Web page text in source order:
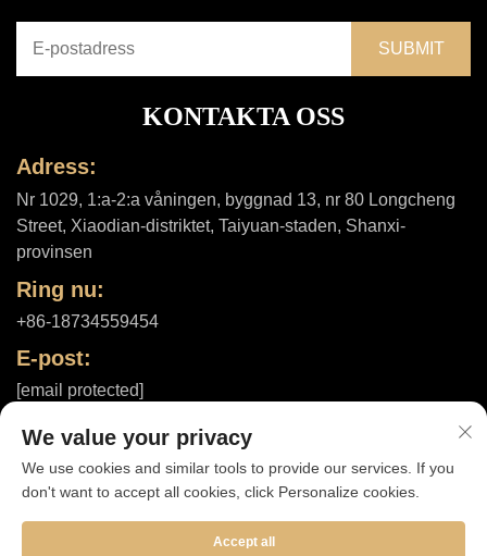
KONTAKTA OSS
Adress:
Nr 1029, 1:a-2:a våningen, byggnad 13, nr 80 Longcheng
Street, Xiaodian-distriktet, Taiyuan-staden, Shanxi-
provinsen
Ring nu:
+86-18734559454
E-post:
[email protected]
Upphovsrätt © 2025 av Shanxi ShuheHealth Co., Ltd. |
Integritetspolicy
We value your privacy
We use cookies and similar tools to provide our services. If you
don't want to accept all cookies, click Personalize cookies.
Accept all